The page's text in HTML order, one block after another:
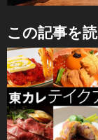
この記事を